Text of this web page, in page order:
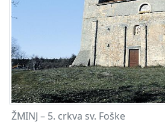
ŽMINJ – 5. crkva sv. Foške